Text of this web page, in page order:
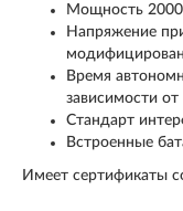
Мощность
Напряжение
Время
зависимости от
Стандарт
Встроенные
Имеет сертификаты